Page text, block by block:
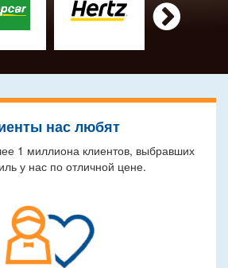

нас любят
1 миллиона клиентов, выбравших
у нас по отличной цене.